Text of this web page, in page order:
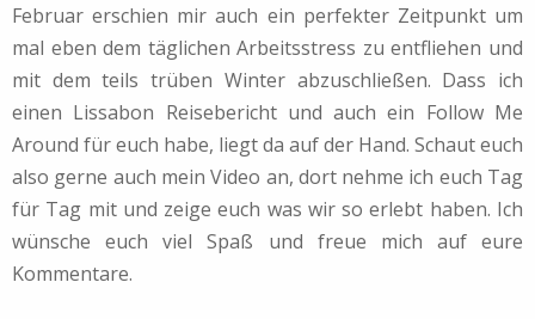
Februar erschien mir auch ein perfekter Zeitpunkt um
mal eben dem täglichen Arbeitsstress zu entfliehen und
mit dem teils trüben Winter abzuschließen. Dass ich
einen Lissabon Reisebericht und auch ein Follow Me
Around für euch habe, liegt da auf der Hand. Schaut euch
also gerne auch mein Video an, dort nehme ich euch Tag
für Tag mit und zeige euch was wir so erlebt haben. Ich
wünsche euch viel Spaß und freue mich auf eure
Kommentare.